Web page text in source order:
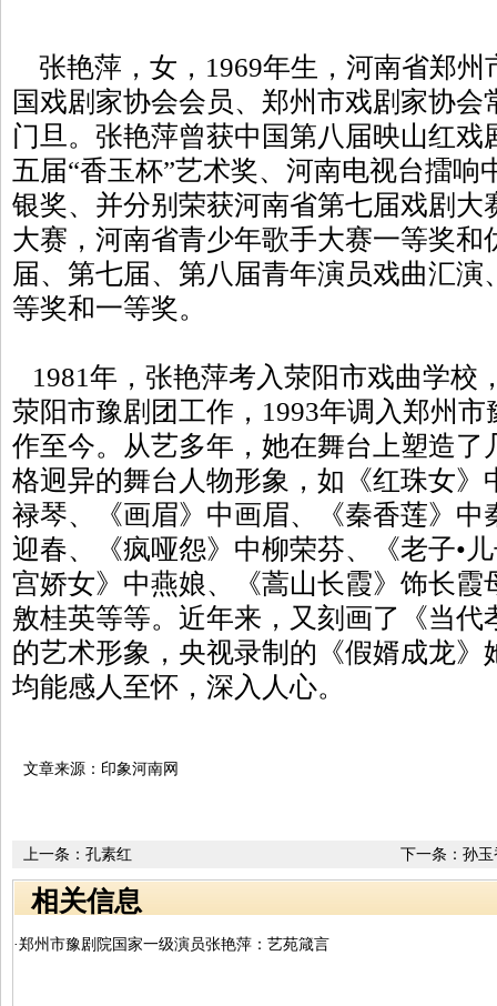
张艳萍，女，1969年生，河南省郑州
国戏剧家协会会员、郑州市戏剧家协
门旦。张艳萍曾获中国第八届映山红
五届“香玉杯”艺术奖、河南电视台擂响
银奖、并分别荣获河南省第七届戏剧大
大赛，河南省青少年歌手大赛一等奖和
届、第七届、第八届青年演员戏曲汇
等奖和一等奖。
1981年，张艳萍考入荥阳市戏曲学校
荥阳市豫剧团工作，1993年调入郑州
作至今。从艺多年，她在舞台上塑造了
格迥异的舞台人物形象，如《红珠女》
禄琴、《画眉》中画眉、《秦香莲》中
迎春、《疯哑怨》中柳荣芬、《老子•
宫娇女》中燕娘、《蒿山长霞》饰长霞
敫桂英等等。近年来，又刻画了《当代
的艺术形象，央视录制的《假婿成龙》
均能感人至怀，深入人心。
文章来源：印象河南网
下一条： 孙玉
上一条： 孔素红
相关信息
·郑州市豫剧院国家一级演员张艳萍：艺苑箴言